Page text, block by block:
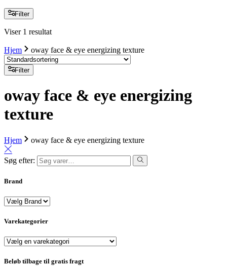
Filter
Viser 1 resultat
Hjem oway face & eye energizing texture
Filter
oway face & eye energizing
texture
Hjem oway face & eye energizing texture
Søg efter:
Brand
Varekategorier
Beløb tilbage til gratis fragt